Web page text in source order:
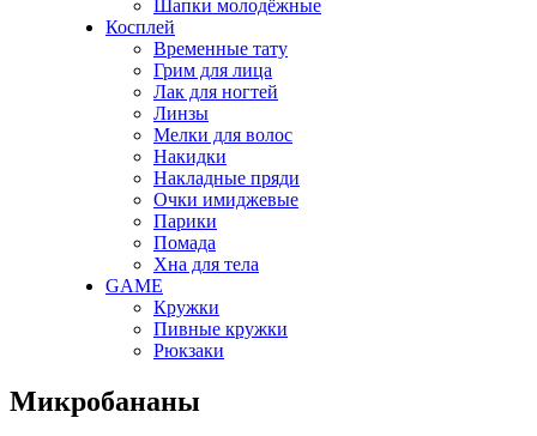
Шапки молодёжные
Косплей
Временные тату
Грим для лица
Лак для ногтей
Линзы
Мелки для волос
Накидки
Накладные пряди
Очки имиджевые
Парики
Помада
Хна для тела
GAME
Кружки
Пивные кружки
Рюкзаки
Микробананы